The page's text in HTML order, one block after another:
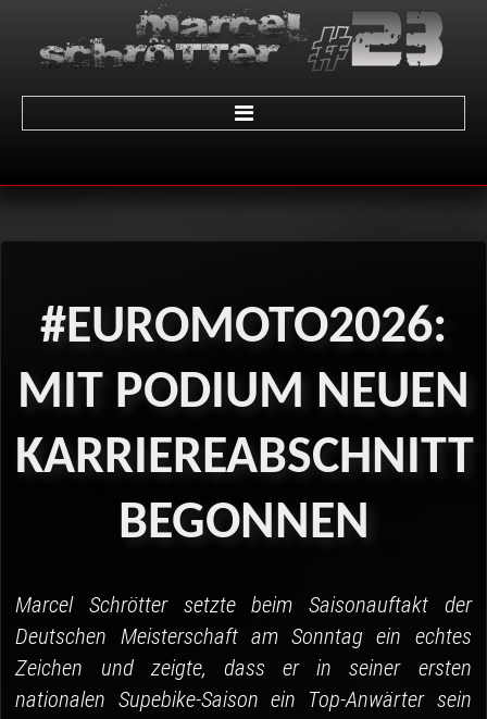
Home
Galerie
02 - Sachsenring
03 - Brünn
Sponsoren
#EUROMOTO2026:
MIT PODIUM NEUEN
KARRIEREABSCHNITT
BEGONNEN
Marcel Schrötter setzte beim Saisonauftakt der
Deutschen Meisterschaft am Sonntag ein echtes
Zeichen und zeigte, dass er in seiner ersten
nationalen Supebike-Saison ein Top-Anwärter sein